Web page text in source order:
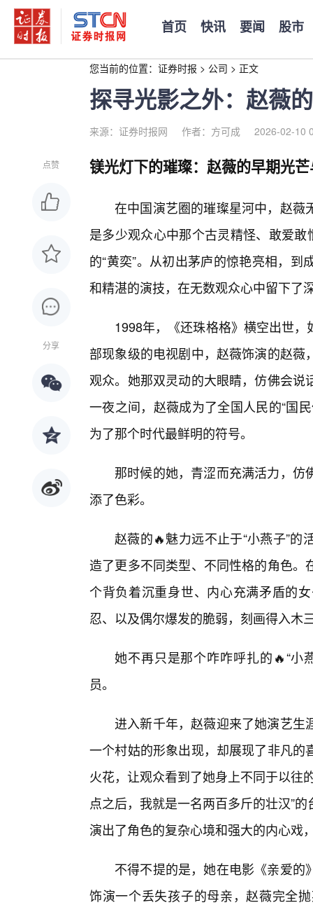
首页 快讯 要闻 股市
您当前的位置： 证券时报 > 公司 > 正文
探寻光影之外：赵薇
来源：证券时报网 作者：方可成 2026-02-10
点赞
分享
镁光灯下的璀璨：赵薇的早期光
在中国演艺圈的璀璨星河中，赵薇
是多少观众心中那个古灵精怪、敢爱
的“黄奕”。从初出茅庐的惊艳亮相，
和精湛的演技，在无数观众心中留下了
1998年，《还珠格格》横空出世
部现象级的电视剧中，赵薇饰演的赵
观众。她那双灵动的大眼睛，仿佛会
一夜之间，赵薇成为了全国人民的“国
为了那个时代最鲜明的符号。
那时候的她，青涩而充满活力，
添了色彩。
赵薇的🔥魅力远不止于“小燕子”
造了更多不同类型、不同性格的角色
个背负着沉重身世、内心充满矛盾的
忍、以及偶尔爆发的脆弱，刻画得入木
她不再只是那个咋咋呼扎的🔥“小
员。
进入新千年，赵薇迎来了她演艺生
一个村姑的形象出现，却展现了非凡
火花，让观众看到了她身上不同于以往
点之后，我就是一名两百多斤的壮汉”
演出了角色的复杂心境和强大的内心戏
不得不提的是，她在电影《亲爱
饰演一个丢失孩子的母亲，赵薇完全